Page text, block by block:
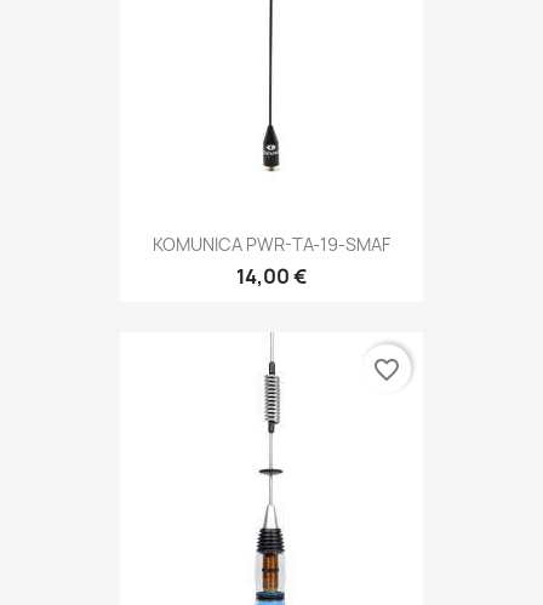
KOMUNICA PWR-TA-19-SMAF
14,00 €
favorite_border